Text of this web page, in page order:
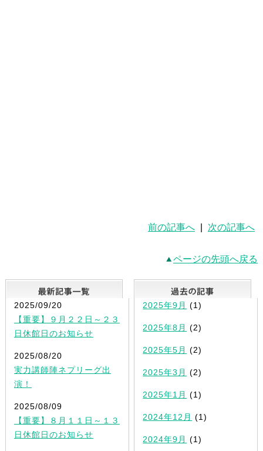
前の記事へ 次の記事へ
ページの先頭へ戻る
最新記事一覧
2025/09/20
【重要】９月２２日～２３
日休館日のお知らせ
2025/08/20
実力講師陣ネプリーグ出
演！
2025/08/09
【重要】８月１１日～１３
日休館日のお知らせ
2025年9月 (1)
2025年8月 (2)
2025年5月 (2)
2025年3月 (2)
2025年1月 (1)
2024年12月 (1)
2024年9月 (1)